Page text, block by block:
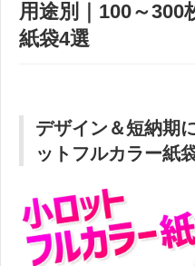
用途別｜100～
紙袋4選
デザイン＆短納期
ットフルカラー紙袋